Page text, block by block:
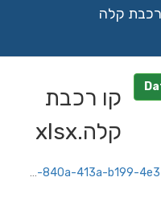
רכבת קלה
קו רכבת
קלה.xlsx
https://jerusalem.datacity.org.il/dataset/b5fcff86-ef74-4b8e-aeb0-